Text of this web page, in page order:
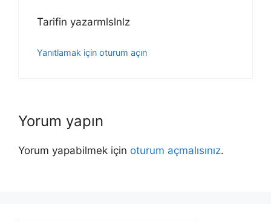
Tarifin yazarmlslnlz
Yanıtlamak için oturum açın
Yorum yapın
Yorum yapabilmek için oturum açmalısınız.